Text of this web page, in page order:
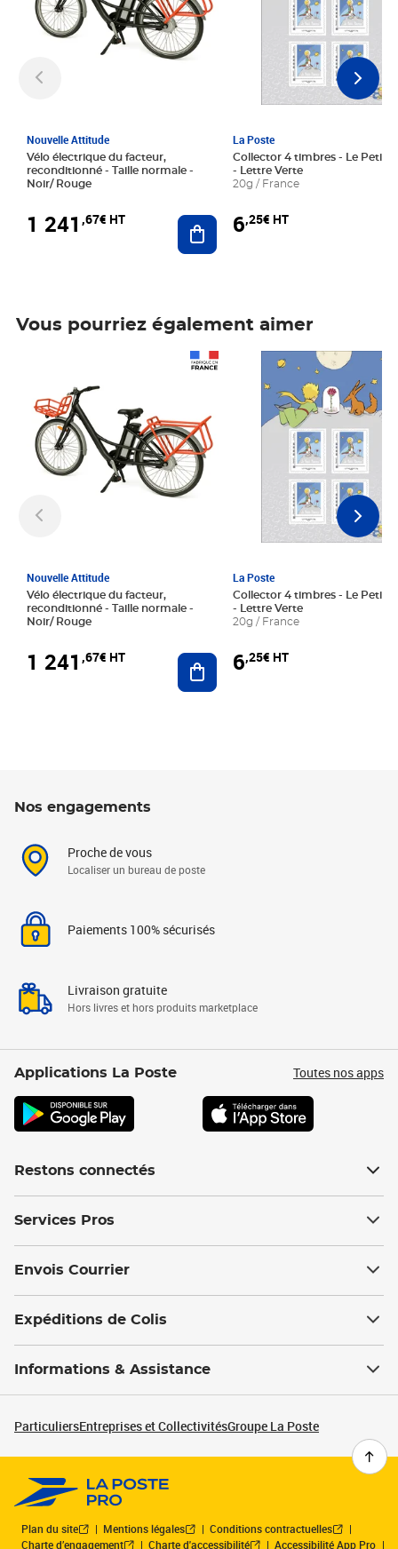
Nouvelle Attitude
Vélo électrique du facteur,
reconditionné - Taille normale -
Noir/ Rouge
1 241 ,67€ HT Ajouter au panier
La Poste
Collector 4 timbres - Le Petit
- Lettre Verte
20g / France
6,25€ HT
Vous pourriez également aimer
Nouvelle Attitude
Vélo électrique du facteur,
reconditionné - Taille normale -
Noir/ Rouge
1 241 ,67€ HT Ajouter au panier
La Poste
Collector 4 timbres - Le Petit
- Lettre Verte
20g / France
6,25€ HT
Prix 6,25€ HT
Nos engagements
Proche de vous
Localiser un bureau de poste
Paiements 100% sécurisés
Livraison gratuite
Hors livres et hors produits marketplace
Applications La Poste Toutes nos apps
Restons connectés
Services Pros
Envois Courrier
Expéditions de Colis
Informations & Assistance
ParticuliersEntreprises et CollectivitésGroupe La Poste
Plan du site Mentions légales
Conditions contractuelles
Charte d’engagement
Charte d'accessibilité Accessibilité App Pro